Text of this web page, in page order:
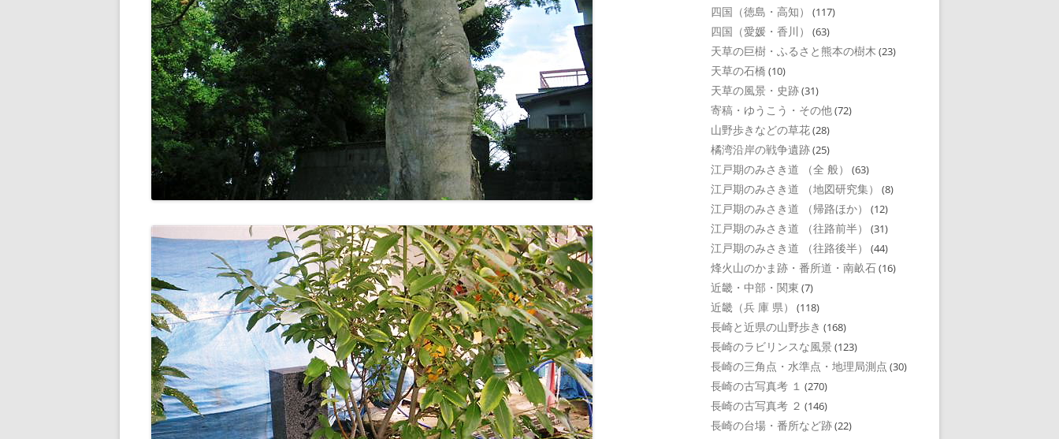
四国（徳島・高知） (117)
四国（愛媛・香川） (63)
天草の巨樹・ふるさと熊本の樹木 (23)
天草の石橋 (10)
天草の風景・史跡(31)
寄稿・ゆうこう・その他(72)
山野歩きなどの草花(28)
橘湾沿岸の戦争遺跡(25)
江戸期のみさき道 （全 般） (63)
江戸期のみさき道 （地図研究集） (8)
江戸期のみさき道 （帰路ほか） (12)
江戸期のみさき道 （往路前半） (31)
江戸期のみさき道 （往路後半） (44)
烽火山のかま跡・番所道・南畝石(16)
近畿・中部・関東 (7)
近畿（兵 庫 県） (118)
長崎と近県の山野歩き (168)
長崎のラビリンスな風景 (123)
長崎の三角点・水準点・地理局測点 (30)
長崎の古写真考 １ (270)
長崎の古写真考 ２ (146)
長崎の台場・番所など跡(22)